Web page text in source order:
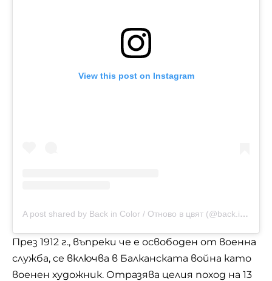
View this post on Instagram
A post shared by Back in Color / Отново в цвят (@back.in.color)
През 1912 г., въпреки че е освободен от военна
служба, се включва в Балканската война като
военен художник. Отразява целия поход на 13